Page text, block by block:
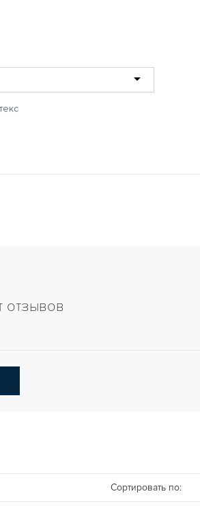
отзывов
Сортировать по: